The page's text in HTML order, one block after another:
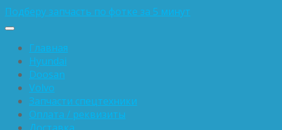
Подберу запчасть по фотке за 5 минут
Главная
Hyundai
Doosan
Volvo
Запчасти спецтехники
Оплата / реквизиты